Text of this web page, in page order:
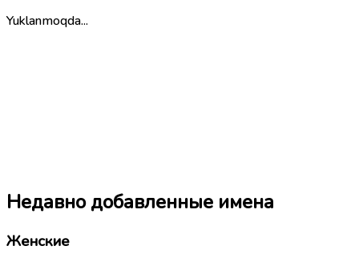
Yuklanmoqda...
Недавно добавленные имена
Женские